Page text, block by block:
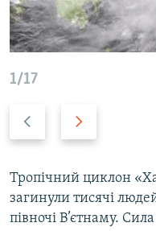
ВІДЕОУРОКИ «ELIFBE»
СВІДЧЕННЯ ОКУПАЦІЇ
УКРАЇНСЬКА ПРОБЛЕМА
Русский
Qırımtatar
Усі сайти RFE/RL
1/17
Previous
Next
Тропічний циклон
загинули тисячі
півночі В’єтнаму.